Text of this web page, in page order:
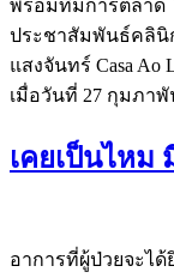
พร้อมทีมการตลาด
ประชาสัมพันธ์คลินิ
แสงจันทร์ Casa
เมื่อวันที่ 27 กุมภาพั
เคยเป็นไหม
อาการที่ผู้ป่วยจะไ